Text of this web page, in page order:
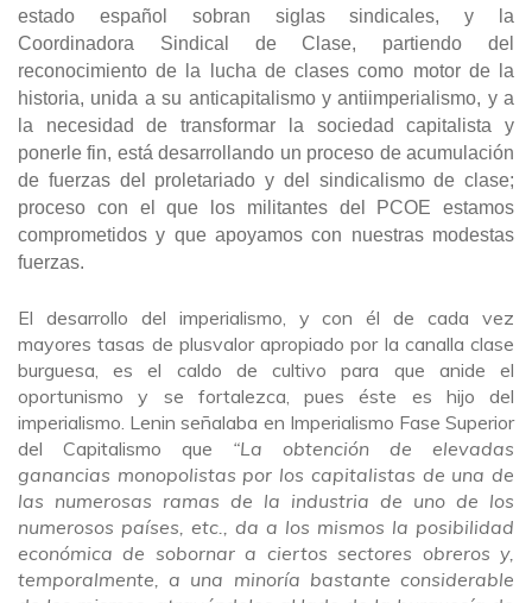
estado español sobran siglas sindicales, y la
Coordinadora Sindical de Clase, partiendo del
reconocimiento de la lucha de clases como motor de la
historia, unida a su anticapitalismo y antiimperialismo, y a
la necesidad de transformar la sociedad capitalista y
ponerle fin, está desarrollando un proceso de acumulación
de fuerzas del proletariado y del sindicalismo de clase;
proceso con el que los militantes del PCOE estamos
comprometidos y que apoyamos con nuestras modestas
fuerzas.
El desarrollo del imperialismo, y con él de cada vez
mayores tasas de plusvalor apropiado por la canalla clase
burguesa, es el caldo de cultivo para que anide el
oportunismo y se fortalezca, pues éste es hijo del
imperialismo. Lenin señalaba en Imperialismo Fase Superior
del Capitalismo que “La obtención de elevadas
ganancias monopolistas por los capitalistas de una de
las numerosas ramas de la industria de uno de los
numerosos países, etc., da a los mismos la posibilidad
económica de sobornar a ciertos sectores obreros y,
temporalmente, a una minoría bastante considerable